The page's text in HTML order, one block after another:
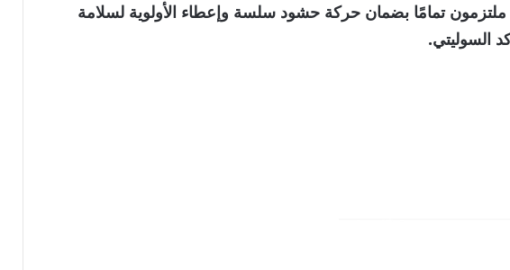
تمامًا بضمان حركة حشود سلسة وإعطاء الأولوية لسلامة
السوليتي.